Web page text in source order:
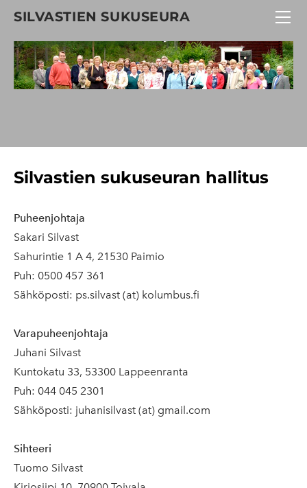
SILVASTIEN SUKUSEURA
Silvastien sukuseuran hallitus
Puheenjohtaja
Sakari Silvast
Sahurintie 1 A 4, 21530 Paimio
Puh: 0500 457 361
Sähköposti: ps.silvast (at) kolumbus.fi
Varapuheenjohtaja
Juhani Silvast
Kuntokatu 33, 53300 Lappeenranta
Puh: 044 045 2301
Sähköposti: juhanisilvast (at) gmail.com
Sihteeri
Tuomo Silvast
SUKUSEURA
SUKUKIRJA
SUKUSTANDAARI